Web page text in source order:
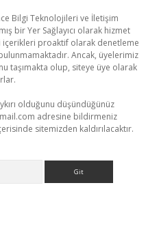
Bilgi Teknolojileri ve İletişim
bir Yer Sağlayıcı olarak hizmet
proaktif olarak denetleme
Ancak, üyelerimiz
taşımakta olup, siteye üye olarak
olduğunu düşündüğünüz
adresine bildirmeniz
sitemizden kaldırılacaktır.